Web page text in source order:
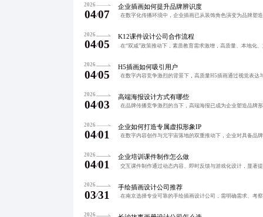
2026
04/07
企业插画如何提升品牌辨识度
2026
04/05
K12课件设计公司合作流程
2026
04/05
H5插画如何吸引用户
2026
04/03
高端海报设计方式有哪些
2026
04/01
企业如何打造专属虚拟形象IP
2026
04/01
企业培训课件制作怎么做
2026
03/31
手绘插画设计公司推荐
2026